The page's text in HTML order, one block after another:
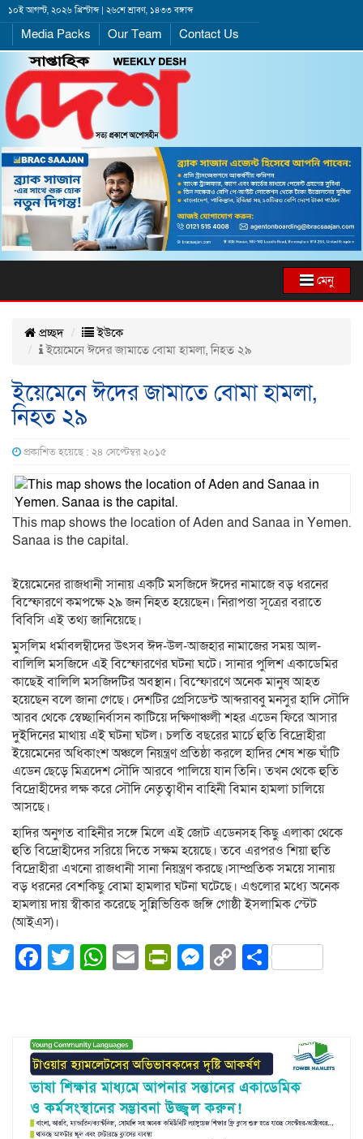
১০ই আগস্ট, ২০২৬ খ্রিস্টাব্দ | ২৬শে শ্রাবণ, ১৪৩৩ বঙ্গাব্দ
Media Packs Our Team Contact Us
মেনু
প্রচ্ছদ
ইউকে
ইয়েমেনে ঈদের জামাতে বোমা হামলা, নিহত ২৯
ইয়েমেনে ঈদের জামাতে বোমা হামলা,
নিহত ২৯
প্রকাশিত হয়েছে : ২৪ সেপ্টেম্বর ২০১৫
This map shows the location of Aden and Sanaa in Yemen.
Sanaa is the capital.
ইয়েমেনের রাজধানী সানায় একটি মসজিদে ঈদের নামাজে বড় ধরনের
বিস্ফোরণে কমপক্ষে ২৯ জন নিহত হয়েছেন। নিরাপত্তা সূত্রের বরাতে
বিবিসি এই তথ্য জানিয়েছে।
মুসলিম ধর্মাবলম্বীদের উৎসব ঈদ-উল-আজহার নামাজের সময় আল-
বালিলি মসজিদে এই বিস্ফোরণের ঘটনা ঘটে। সানার পুলিশ একাডেমির
কাছেই বালিলি মসজিদটির অবস্থান। বিস্ফোরণে অনেক মানুষ আহত
হয়েছেন বলে জানা গেছে। দেশটির প্রেসিডেন্ট আব্দরাব্বু মনসুর হাদি সৌদি
আরব থেকে স্বেচ্ছানির্বাসন কাটিয়ে দক্ষিণাঞ্চলী শহর এডেন ফিরে আসার
দুইদিনের মাথায় এই ঘটনা ঘটল। চলতি বছরের মার্চে হুতি বিদ্রোহীরা
ইয়েমেনের অধিকাংশ অঞ্চলে নিয়ন্ত্রণ প্রতিষ্ঠা করলে হাদির শেষ শক্ত ঘাঁটি
এডেন ছেড়ে মিত্রদেশ সৌদি আরবে পালিয়ে যান তিনি। তখন থেকে হুতি
বিদ্রোহীদের লক্ষ করে সৌদি নেতৃত্বাধীন বাহিনী বিমান হামলা চালিয়ে
আসছে।
হাদির অনুগত বাহিনীর সঙ্গে মিলে এই জোট এডেনসহ কিছু এলাকা থেকে
হুতি বিদ্রোহীদের সরিয়ে দিতে সক্ষম হয়েছে। তবে এরপরও শিয়া হুতি
বিদ্রোহীরা এখনো রাজধানী সানা নিয়ন্ত্রণ করছে।সাম্প্রতিক সময়ে সানায়
বড় ধরনের বেশকিছু বোমা হামলার ঘটনা ঘটেছে। এগুলোর মধ্যে অনেক
হামলায় দায় স্বীকার করেছে সুন্নিভিত্তিক জঙ্গি গোষ্ঠী ইসলামিক স্টেট
(আইএস)।
Facebook
Twitter
WhatsApp
EmailPrintFriendly
Messenger
CopyShare